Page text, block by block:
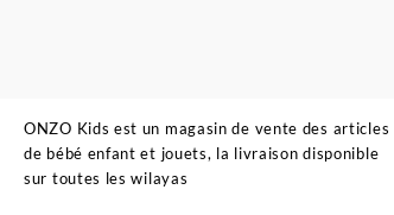
ONZO Kids est un magasin de vente des articles
de bébé enfant et jouets, la livraison disponible
sur toutes les wilayas